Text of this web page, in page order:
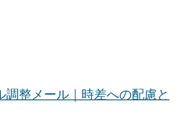
調整メール｜時差への配慮と